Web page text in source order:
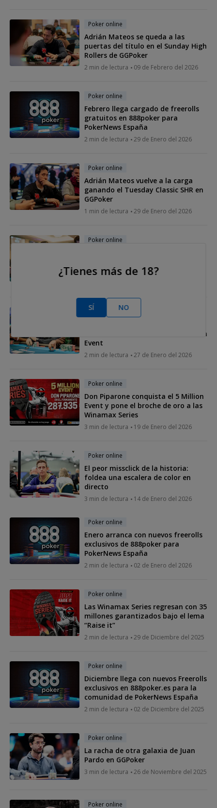
Poker online
Adrián Mateos se queda a las
puertas del título en el Sunday High
Rollers de GGPoker
2 min de lectura 09 de Febrero del 2026
Poker online
Febrero llega cargado de freerolls
gratuitos en 888poker para
PokerNews España
2 min de lectura 29 de Enero del 2026
Poker online
Adrián Mateos vuelve a la carga
ganando el Tuesday Classic SHR en
GGPoker
1 min de lectura 29 de Enero del 2026
Poker online
final de máximo nivel
Poker online
en la mesa final del GGMillion$ Main
Event
2 min de lectura 27 de Enero del 2026
Poker online
Don Piparone conquista el 5 Million
Event y pone el broche de oro a las
Winamax Series
3 min de lectura 19 de Enero del 2026
Poker online
El peor missclick de la historia:
foldea una escalera de color en
directo
3 min de lectura 14 de Enero del 2026
Poker online
Enero arranca con nuevos freerolls
exclusivos de 888poker para
PokerNews España
2 min de lectura 02 de Enero del 2026
Poker online
Las Winamax Series regresan con 35
millones garantizados bajo el lema
“Raise it”
2 min de lectura 29 de Diciembre del 2025
Poker online
Diciembre llega con nuevos Freerolls
exclusivos en 888poker.es para la
comunidad de PokerNews España
2 min de lectura 02 de Diciembre del 2025
Poker online
La racha de otra galaxia de Juan
Pardo en GGPoker
3 min de lectura 26 de Noviembre del 2025
Poker online
¿Tienes más de 18?
SÍ NO